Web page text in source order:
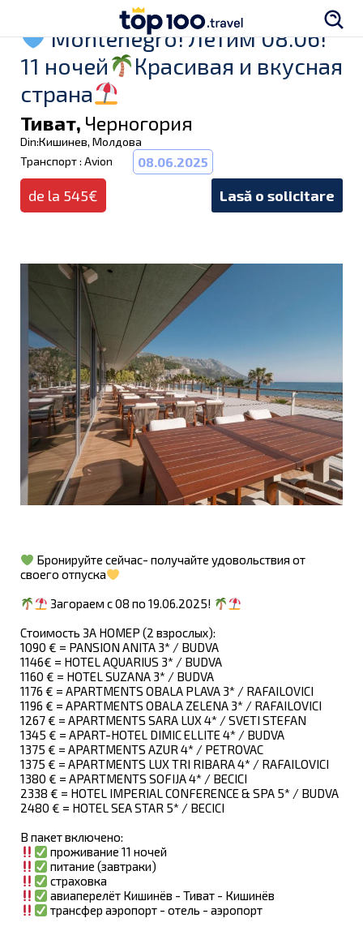
Montenegro! Летим 08.06!
11 ночей
Красивая и вкусная
страна
Тиват, Черногория
Din:Кишинев, Молдова
Транспорт : Avion
08.06.2025
de la 545€ Lasă o solicitare
Бронируйте сейчас- получайте удовольствия от
своего отпуска
Загораем с 08 по 19.06.2025!
Стоимость ЗА НОМЕР (2 взрослых):
1090 € = PANSION ANITA 3* / BUDVA
1146€ = HOTEL AQUARIUS 3* / BUDVA
1160 € = HOTEL SUZANA 3* / BUDVA
1176 € = APARTMENTS OBALA PLAVA 3* / RAFAILOVICI
1196 € = APARTMENTS OBALA ZELENA 3* / RAFAILOVICI
1267 € = APARTMENTS SARA LUX 4* / SVETI STEFAN
1345 € = APART-HOTEL DIMIC ELLITE 4* / BUDVA
1375 € = APARTMENTS AZUR 4* / PETROVAC
1375 € = APARTMENTS LUX TRI RIBARA 4* / RAFAILOVICI
1380 € = APARTMENTS SOFIJA 4* / BECICI
2338 € = HOTEL IMPERIAL CONFERENCE & SPA 5* / BUDVA
2480 € = HOTEL SEA STAR 5* / BECICI
В пакет включено:
проживание 11 ночей
питание (завтраки)
страховка
авиаперелёт Кишинёв - Тиват - Кишинёв
трансфер аэропорт - отель - аэропорт